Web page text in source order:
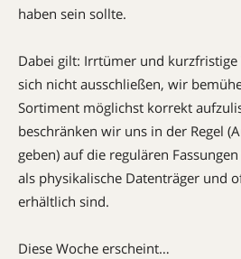
haben sein sollte.
Dabei gilt: Irrtümer und kurzfristige
sich nicht ausschließen, wir
Sortiment möglichst korrekt
beschränken wir uns in der Regel
geben) auf die regulären
als physikalische Datenträger und
erhältlich sind.
Diese Woche erscheint…